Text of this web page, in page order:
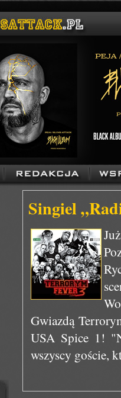
Singiel
Gwiazdą
USA Spice 1!
wszyscy goście,